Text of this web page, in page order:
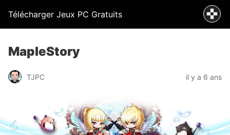
Télécharger Jeux PC Gratuits
MapleStory
TJPC il y a 6 ans